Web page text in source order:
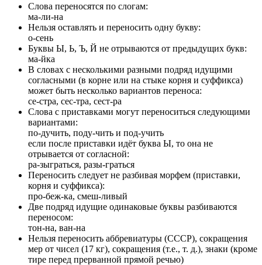
Слова переносятся по слогам:
ма-ли-на
Нельзя оставлять и переносить одну букву:
о-сень
Буквы Ы, Ь, Ъ, Й не отрываются от предыдущих букв:
ма-йка
В словах с несколькими разными подряд идущими
согласными (в корне или на стыке корня и суффикса)
может быть несколько вариантов переноса:
се-стра, сес-тра, сест-ра
Слова с приставками могут переноситься следующими
вариантами:
по-дучить, поду-чить и под-учить
если после приставки идёт буква Ы, то она не
отрывается от согласной:
ра-зыграться, разы-граться
Переносить следует не разбивая морфем (приставки,
корня и суффикса):
про-беж-ка, смеш-ливый
Две подряд идущие одинаковые буквы разбиваются
переносом:
тон-на, ван-на
Нельзя переносить аббревиатуры (СССР), сокращения
мер от чисел (17 кг), сокращения (т.е., т. д.), знаки (кроме
тире перед прерванной прямой речью)